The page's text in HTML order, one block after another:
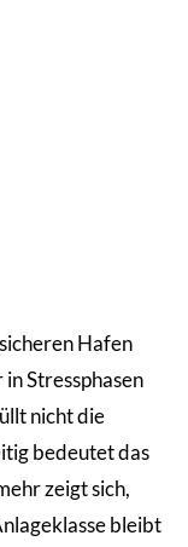
Hafen
Stressphasen
nicht die
bedeutet das
zeigt sich,
bleibt